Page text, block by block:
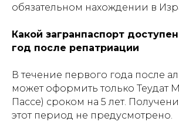
обязательном нахождении в
Какой загранпаспорт
год после репатриации
В течение первого года после
может оформить только Теудат
Пассе) сроком на 5 лет.
этот период не предусмотрено.